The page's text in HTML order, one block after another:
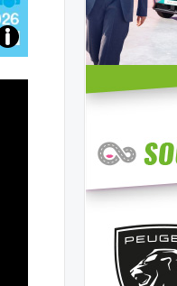
Přijďte